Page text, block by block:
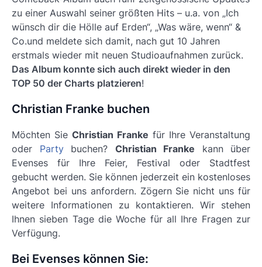
zu einer Auswahl seiner größten Hits – u.a. von „Ich
wünsch dir die Hölle auf Erden“, „Was wäre, wenn“ &
Co.und meldete sich damit, nach gut 10 Jahren
erstmals wieder mit neuen Studioaufnahmen zurück.
Das Album konnte sich auch direkt wieder in den
TOP 50 der Charts platzieren!
Christian Franke buchen
Möchten Sie Christian Franke für Ihre Veranstaltung
oder Partybuchen? Christian Franke kann über
Evenses für Ihre Feier, Festival oder Stadtfest
gebucht werden. Sie können jederzeit ein kostenloses
Angebot bei uns anfordern. Zögern Sie nicht uns für
weitere Informationen zu kontaktieren. Wir stehen
Ihnen sieben Tage die Woche für all Ihre Fragen zur
Verfügung.
Bei Evenses können Sie: